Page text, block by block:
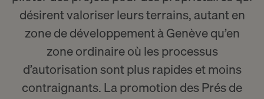
désirent valoriser leurs terrains, autant en
zone de développement à Genève qu’en
zone ordinaire où les processus
d’autorisation sont plus rapides et moins
contraignants. Lapromotion des Prés de